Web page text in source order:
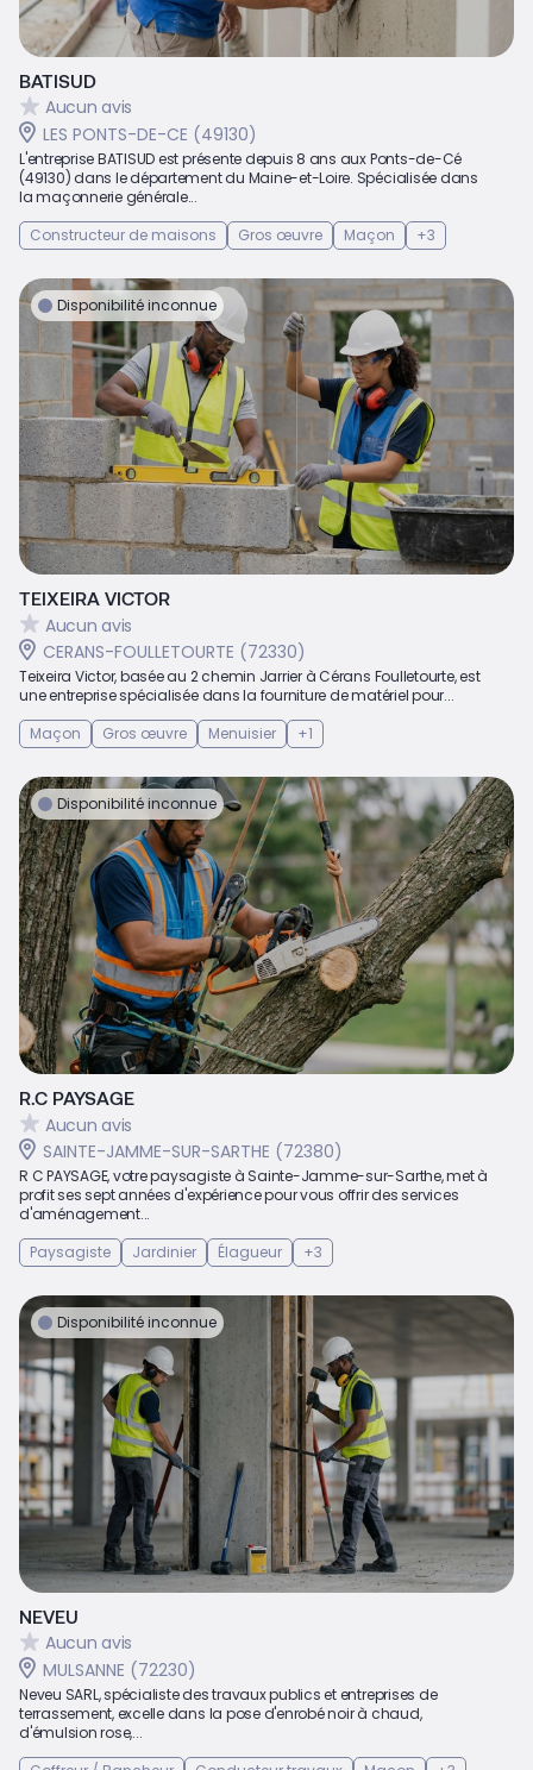
BATISUD
Aucun avis
LES PONTS-DE-CE (49130)
L'entreprise BATISUD est présente depuis 8 ans aux Ponts-de-Cé
(49130) dans le département du Maine-et-Loire. Spécialisée dans
la maçonnerie générale...
Constructeur de maisons
Gros œuvre Maçon +3
Disponibilité inconnue
TEIXEIRA VICTOR
Aucun avis
CERANS-FOULLETOURTE (72330)
Teixeira Victor, basée au 2 chemin Jarrier à Cérans Foulletourte, est
une entreprise spécialisée dans la fourniture de matériel pour...
Maçon
Gros œuvre Menuisier +1
Disponibilité inconnue
R.C PAYSAGE
Aucun avis
SAINTE-JAMME-SUR-SARTHE (72380)
R C PAYSAGE, votre paysagiste à Sainte-Jamme-sur-Sarthe, met à
profit ses sept années d'expérience pour vous offrir des services
d'aménagement...
Paysagiste
Jardinier Élagueur +3
Disponibilité inconnue
NEVEU
Aucun avis
MULSANNE (72230)
Neveu SARL, spécialiste des travaux publics et entreprises de
terrassement, excelle dans la pose d'enrobé noir à chaud,
d'émulsion rose,...